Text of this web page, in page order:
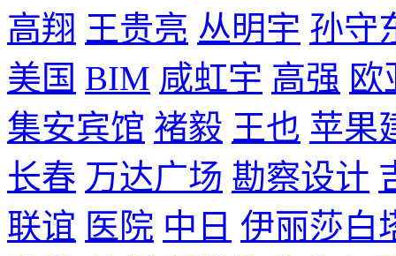
高翔 王贵亮 丛明宇 孙守
美国 BIM 咸虹宇 高强 欧
集安宾馆 褚毅 王也 苹果
长春 万达广场 勘察设计
联谊 医院 中日 伊丽莎白